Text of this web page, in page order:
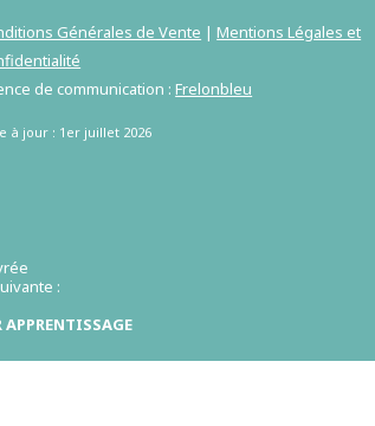
Générales de Vente |Mentions Légales et
de communication :Frelonbleu
à jour : 1er juillet 2026
: